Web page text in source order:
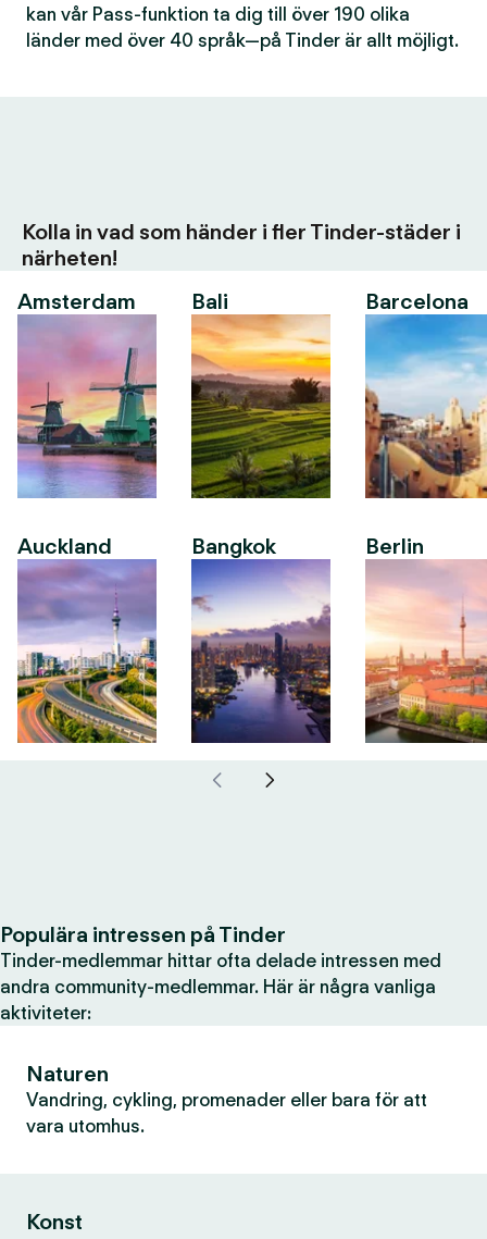
kan vår Pass-funktion ta dig till över 190 olika
länder med över 40 språk—på Tinder är allt möjligt.
Kolla in vad som händer i fler Tinder-städer i
närheten!
Amsterdam
Auckland
Bali
Bangkok
Barcelona
Berlin
Populära intressen på Tinder
Tinder-medlemmar hittar ofta delade intressen med
andra community-medlemmar. Här är några vanliga
aktiviteter:
Naturen
Vandring, cykling, promenader eller bara för att
vara utomhus.
Konst